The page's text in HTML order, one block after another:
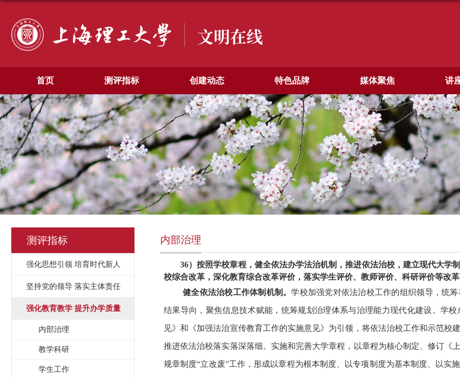
文明在线
首页 测评指标 创建动态 特色品牌 媒体聚焦 讲
测评指标
强化思想引领 培育时代新人
坚持党的领导 落实主体责任
强化教育教学 提升办学质量
内部治理
教学科研
学生工作
内部治理
36）按照学校章程，健全依法办学法治机制，推进依法治校，建立现代大学
校综合改革，深化教育综合改革评价，落实学生评价、教师评价、科研评价等改
健全依法治校工作体制机制。学校加强党对依法治校工作的组织领导，统
结果导向，聚焦信息技术赋能，统筹规划治理体系与治理能力现代化建设。学
见》和《加强法治宣传教育工作的实施意见》为引领，将依法治校工作和示范校
推进依法治校落实落深落细。实施和完善大学章程，以章程为核心制定、修订《
规章制度“立改废”工作，形成以章程为根本制度、以专项制度为基本制度、以实